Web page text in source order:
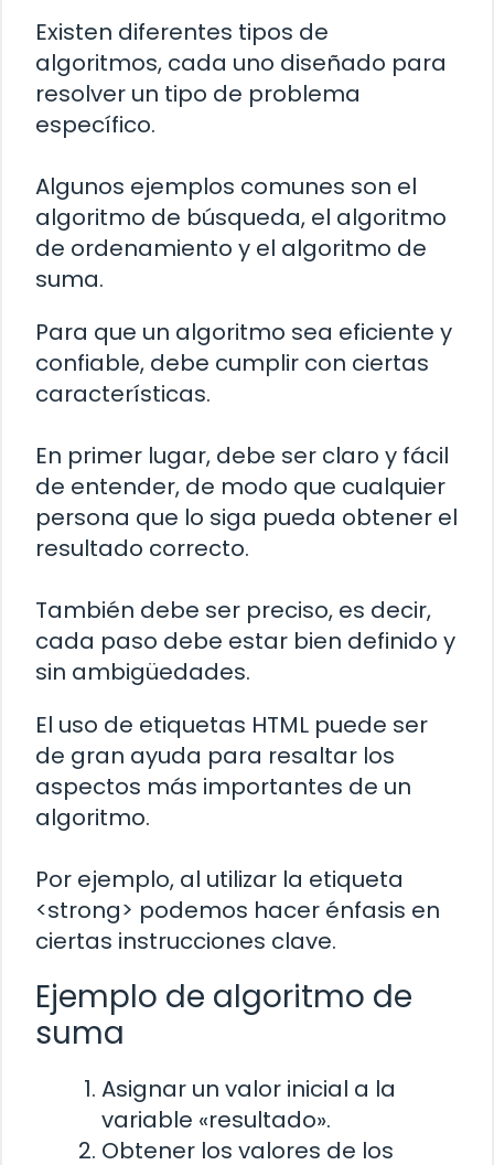
Existen diferentes tipos de
algoritmos, cada uno diseñado para
resolver un tipo de problema
específico.
Algunos ejemplos comunes son el
algoritmo de búsqueda, el algoritmo
de ordenamiento y el algoritmo de
suma.
Para que un algoritmo sea eficiente y
confiable, debe cumplir con ciertas
características.
En primer lugar, debe ser claro y fácil
de entender, de modo que cualquier
persona que lo siga pueda obtener el
resultado correcto.
También debe ser preciso, es decir,
cada paso debe estar bien definido y
sin ambigüedades.
El uso de etiquetas HTML puede ser
de gran ayuda para resaltar los
aspectos más importantes de un
algoritmo.
Por ejemplo, al utilizar la etiqueta
<strong> podemos hacer énfasis en
ciertas instrucciones clave.
Ejemplo de algoritmo de
suma
Asignar un valor inicial a la
variable «resultado».
Obtener los valores de los